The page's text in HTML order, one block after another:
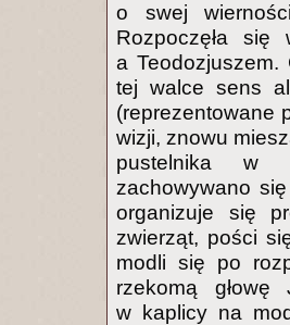
o swej
Rozpoczęła się
a
tej walce sens
(reprezentowane
wizji, znowu
pustelnika w
zachowywano
organizuje się
zwierząt, pości
modli się po
rzekomą głowę
w kaplicy na